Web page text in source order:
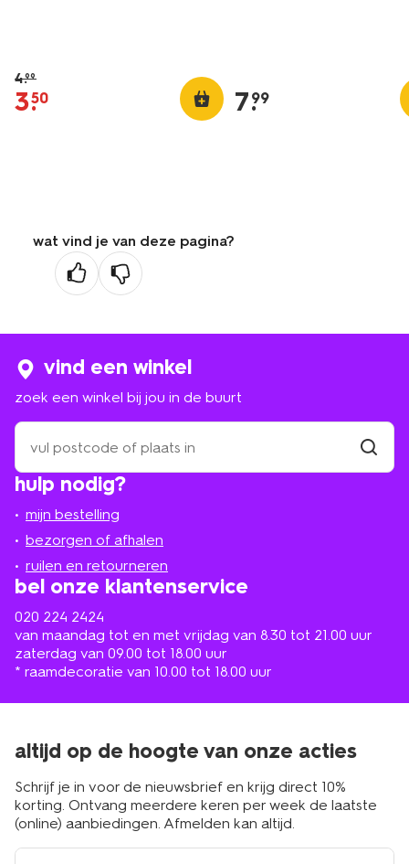
4.99
3.
50 7.
99
wat vind je van deze pagina?
hulp nodig?
mijn bestelling
bezorgen of afhalen
ruilen en retourneren
bel onze klantenservice
020 224 2424
van maandag tot en met vrijdag van 8.30 tot 21.00 uur
zaterdag van 09.00 tot 18.00 uur
* raamdecoratie van 10.00 tot 18.00 uur
vind een winkel
zoek een winkel bij jou in de buurt
zoek
een
winkel
bij
in
de
buurt
altijd op de hoogte van onze acties
Schrijf je in voor de nieuwsbrief en krijg direct 10%
korting. Ontvang meerdere keren per week de laatste
(online) aanbiedingen. Afmelden kan altijd.
e-